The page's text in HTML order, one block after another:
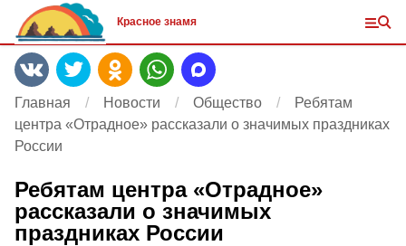
Красное знамя
Главная Новости Общество
Ребятам
центра «Отрадное» рассказали о значимых праздниках
России
Ребятам центра «Отрадное»
рассказали о значимых
праздниках России